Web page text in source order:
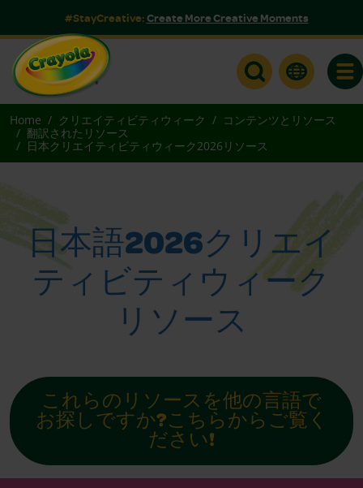
#StayCreative:Create More Creative Moments
Home クリエイティビティウィーク
コンテンツとリソース
翻訳されたリソース
日本クリエイティビティウィーク2026リソース
日本語2026クリエイ
ティビティウィーク
リソース
これらのリソースを他の言語で
お探しですか?こちらからご覧く
ださい!